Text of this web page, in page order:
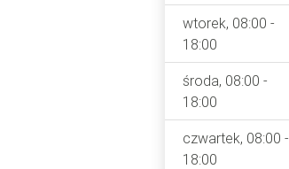
wtorek, 08:00 -
18:00
środa, 08:00 -
18:00
czwartek, 08:00 -
18:00